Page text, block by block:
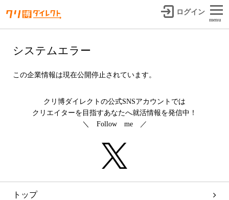
ログイン
menu
システムエラー
この企業情報は現在公開停止されています。
クリ博ダイレクトの公式SNSアカウントでは
クリエイターを目指すあなたへ就活情報を発信中！
＼ Follow me ／
トップ